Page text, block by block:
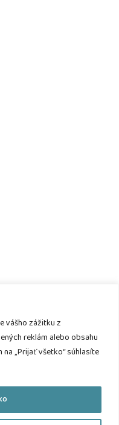
vášho zážitku z
reklám alebo obsahu
„Prijať všetko“ súhlasíte